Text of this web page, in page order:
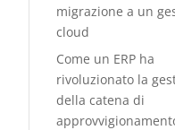
migrazione a un
cloud
Come un ERP ha
rivoluzionato la
della catena di